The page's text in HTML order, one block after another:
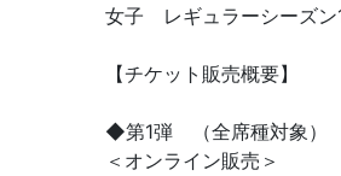
女子 レギュラーシーズン
【チケット販売概要】
◆第1弾 （全席種対象）
＜オンライン販売＞